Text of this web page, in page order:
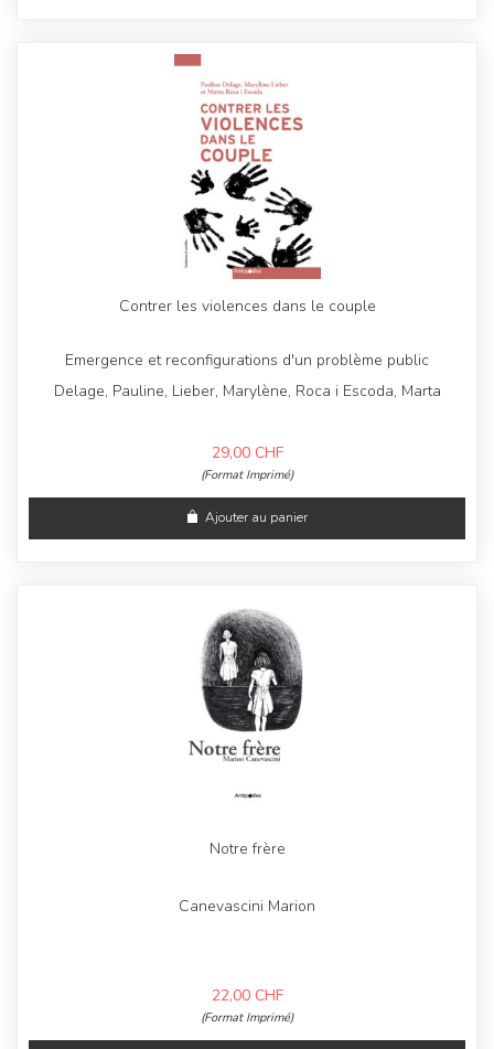
Contrer les violences dans le couple
Emergence et reconfigurations d'un problème public
Delage, Pauline, Lieber, Marylène, Roca i Escoda, Marta
29,00 CHF
(Format Imprimé)
Ajouter au panier
Notre frère
Canevascini Marion
22,00 CHF
(Format Imprimé)